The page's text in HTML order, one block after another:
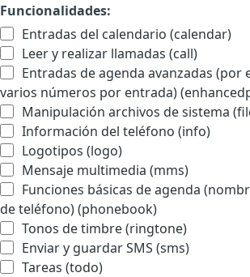
Funcionalidades:
Entradas del calendario (calendar)
Leer y realizar llamadas (call)
Entradas de agenda avanzadas (por
varios números por entrada)
Manipulación archivos de sistema
Información del teléfono (info)
Logotipos (logo)
Mensaje multimedia (mms)
Funciones básicas de agenda
de teléfono) (phonebook)
Tonos de timbre (ringtone)
Enviar y guardar SMS (sms)
Tareas (todo)